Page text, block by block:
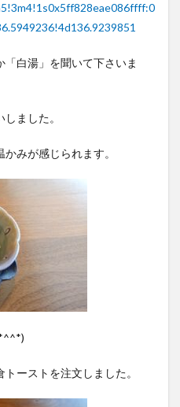
白湯」を聞いて下さいま
ました。
みが感じられます。
ーストを注文しました。